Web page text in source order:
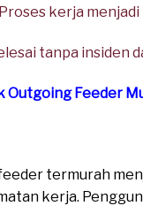
kerja
tanpa insiden
Outgoing Feeder
termurah
kerja.